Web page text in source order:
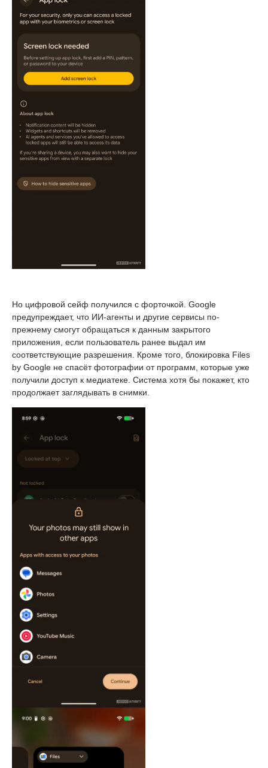
Но цифровой сейф получился с форточкой. Google
предупреждает, что ИИ-агенты и другие сервисы по-
прежнему смогут обращаться к данным закрытого
приложения, если пользователь ранее выдал им
соответствующие разрешения. Кроме того, блокировка Files
by Google не спасёт фотографии от программ, которые уже
получили доступ к медиатеке. Система хотя бы покажет, кто
продолжает заглядывать в снимки.